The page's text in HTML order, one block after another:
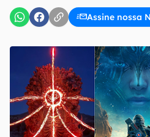
Assine nossa
Uso e Política de Privacidade